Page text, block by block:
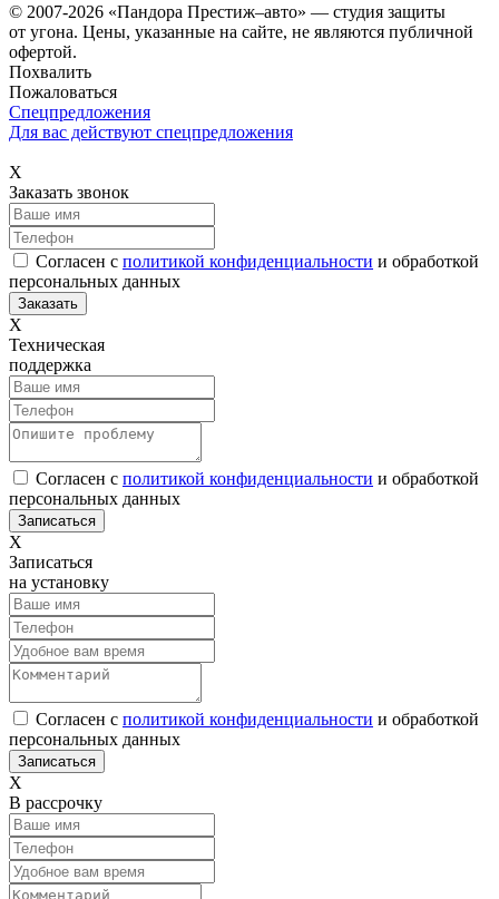
© 2007-2026 «Пандора Престиж–авто» — студия защиты
от угона. Цены, указанные на сайте, не являются публичной
офертой.
Похвалить
Пожаловаться
Спецпредложения
Для вас действуют спецпредложения
Х
Заказать звонок
Согласен с политикой конфиденциальности и обработкой
персональных данных
Х
Техническая
поддержка
Согласен с политикой конфиденциальности и обработкой
персональных данных
Х
Записаться
на установку
Согласен с политикой конфиденциальности и обработкой
персональных данных
Х
В рассрочку